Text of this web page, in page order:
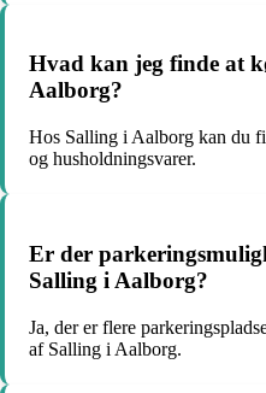
Hvad kan jeg finde at
Aalborg?
Hos Salling i Aalborg kan du
og husholdningsvarer.
Er der
Salling i Aalborg?
Ja, der er flere
af Salling i Aalborg.